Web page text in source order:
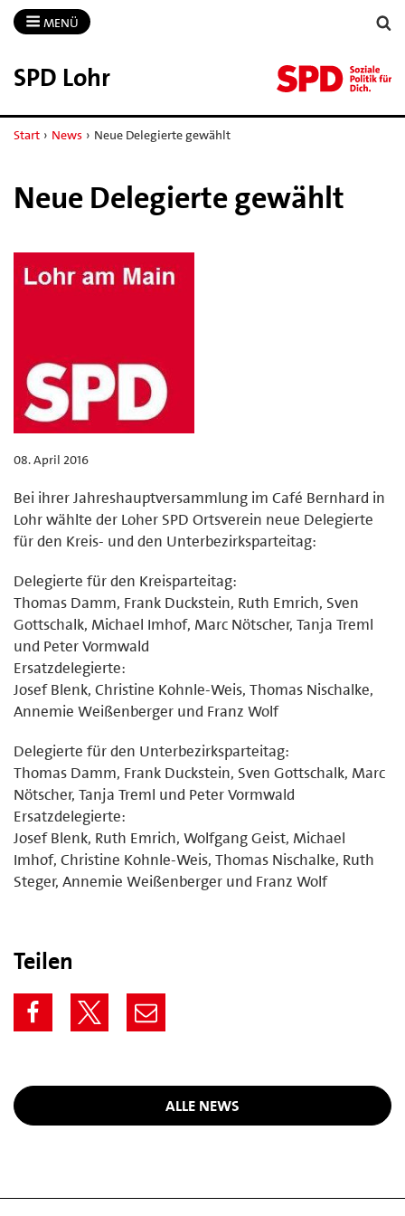
MENÜ
SPD Lohr
Start › News › Neue Delegierte gewählt
Neue Delegierte gewählt
08. April 2016
Bei ihrer Jahreshauptversammlung im Café Bernhard in
Lohr wählte der Loher SPD Ortsverein neue Delegierte
für den Kreis- und den Unterbezirksparteitag:
Delegierte für den Kreisparteitag:
Thomas Damm, Frank Duckstein, Ruth Emrich, Sven
Gottschalk, Michael Imhof, Marc Nötscher, Tanja Treml
und Peter Vormwald
Ersatzdelegierte:
Josef Blenk, Christine Kohnle-Weis, Thomas Nischalke,
Annemie Weißenberger und Franz Wolf
Delegierte für den Unterbezirksparteitag:
Thomas Damm, Frank Duckstein, Sven Gottschalk, Marc
Nötscher, Tanja Treml und Peter Vormwald
Ersatzdelegierte:
Josef Blenk, Ruth Emrich, Wolfgang Geist, Michael
Imhof, Christine Kohnle-Weis, Thomas Nischalke, Ruth
Steger, Annemie Weißenberger und Franz Wolf
Teilen
ALLE NEWS